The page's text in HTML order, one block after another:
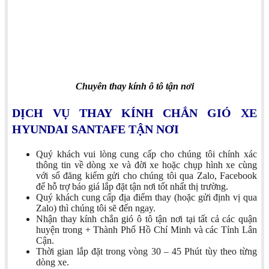
Chuyên thay kính ô tô tận nơi
DỊCH VỤ THAY KÍNH CHẮN GIÓ XE
HYUNDAI SANTAFE TẬN NƠI
Quý khách vui lòng cung cấp cho chúng tôi chính xác
thông tin về dòng xe và đời xe hoặc chụp hình xe cùng
với sổ đăng kiểm gửi cho chúng tôi qua Zalo, Facebook
để hỗ trợ báo giá lắp đặt tận nơi tốt nhất thị trường.
Quý khách cung cấp địa điểm thay (hoặc gửi định vị qua
Zalo) thì chúng tôi sẽ đến ngay.
Nhận thay kính chắn gió ô tô tận nơi tại tất cả các quận
huyện trong + Thành Phố Hồ Chí Minh và các Tỉnh Lân
Cận.
Thời gian lắp đặt trong vòng 30 – 45 Phút tùy theo từng
dòng xe.